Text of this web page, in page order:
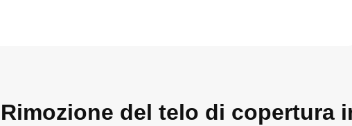
Rimozione del telo di copertura